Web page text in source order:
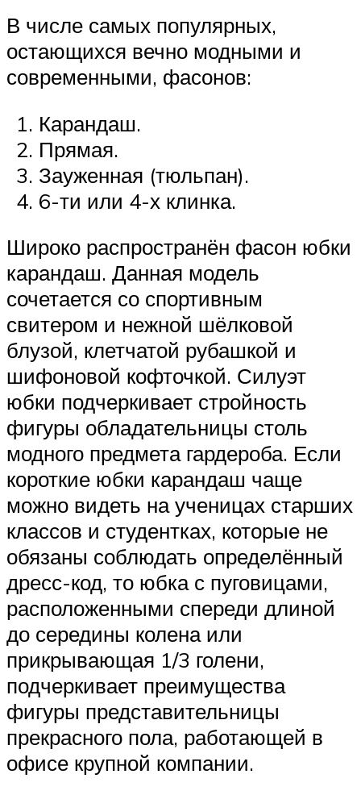
В числе самых популярных,
остающихся вечно модными и
современными, фасонов:
Карандаш.
Прямая.
Зауженная (тюльпан).
6-ти или 4-х клинка.
Широко распространён фасон юбки
карандаш. Данная модель
сочетается со спортивным
свитером и нежной шёлковой
блузой, клетчатой рубашкой и
шифоновой кофточкой. Силуэт
юбки подчеркивает стройность
фигуры обладательницы столь
модного предмета гардероба. Если
короткие юбки карандаш чаще
можно видеть на ученицах старших
классов и студентках, которые не
обязаны соблюдать определённый
дресс-код, то юбка с пуговицами,
расположенными спереди длиной
до середины колена или
прикрывающая 1/3 голени,
подчеркивает преимущества
фигуры представительницы
прекрасного пола, работающей в
офисе крупной компании.